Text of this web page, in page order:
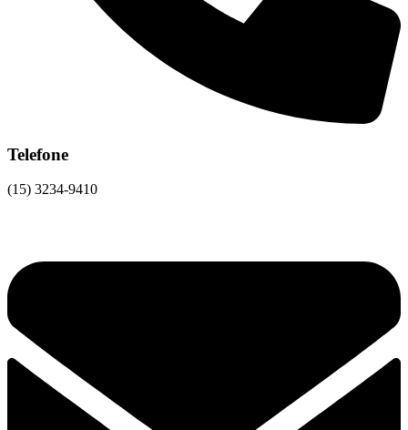
Telefone
(15) 3234-9410